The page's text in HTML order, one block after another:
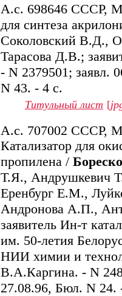
А.с. 698646 СССР,
для синтеза
Соколовский В.Д.,
Тарасова Д.В.;
- N 2379501; заявл.
N 43. - 4 с.
Титульный лист [
А.с. 707002 СССР,
Катализатор для
пропилена /
Т.Я., Андрушкевич
Еренбург Е.М.,
Андронова А.П.,
заявитель Ин-т
им. 50-летия
НИИ химии и
В.А.Каргина. - N
27.08.96, Бюл. N 24.